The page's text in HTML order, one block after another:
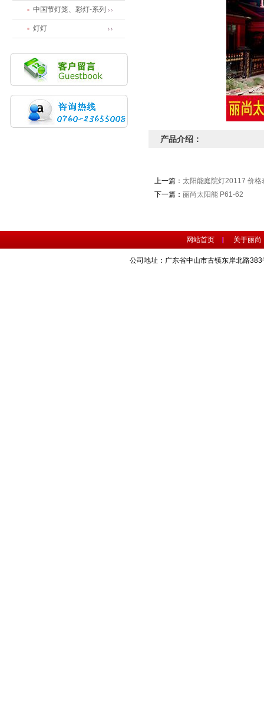
中国节灯笼、彩灯-系列
灯灯
产品介绍：
上一篇： 太阳能庭院灯20117 价格
下一篇： 丽尚太阳能 P61-62
网站首页 关于丽尚
公司地址：广东省中山市古镇东岸北路